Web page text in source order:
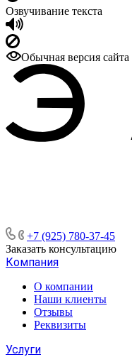
Озвучивание текста
Обычная версия сайта
+7 (925) 780-37-45
Заказать консультацию
Компания
О компании
Наши клиенты
Отзывы
Реквизиты
Услуги